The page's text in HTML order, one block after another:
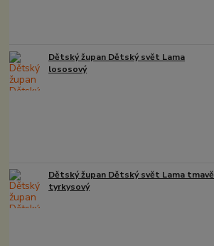
Dětský župan Dětský svět Lama
lososový
Dětský župan Dětský svět Lama tmavě
tyrkysový